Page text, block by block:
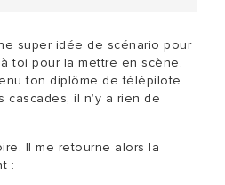
super idée de scénario pour
toi pour la mettre en scène.
ton diplôme de télépilote
cascades, il n’y a rien de
Il me retourne alors la
: